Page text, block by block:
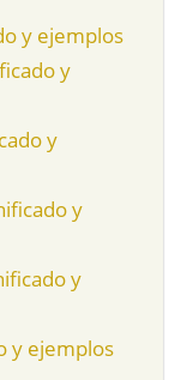
y ejemplos
y
y
y
y
y ejemplos